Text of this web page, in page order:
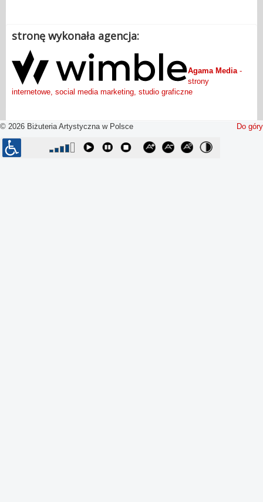
stronę wykonała agencja:
Agama Media -
strony
internetowe, social media marketing, studio graficzne
Do góry
© 2026 Biżuteria Artystyczna w Polsce